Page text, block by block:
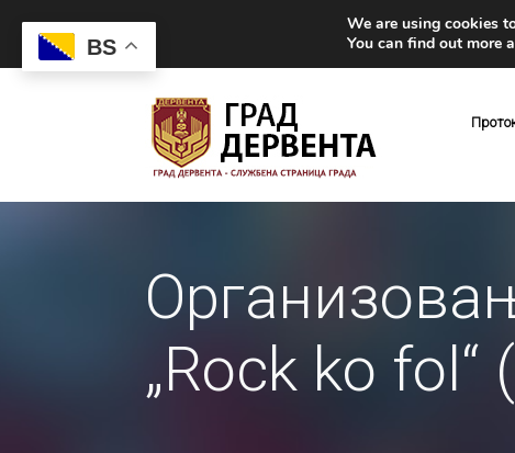
„Rock ko
BS
We are using cookies
You can find out more